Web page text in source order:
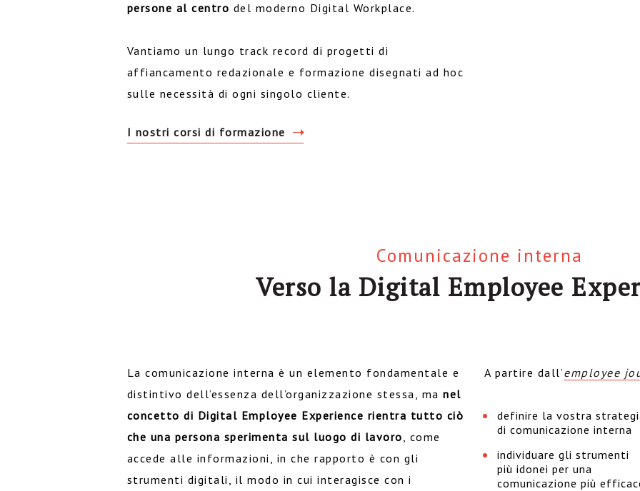
persone al centro del moderno Digital Workplace.
Vantiamo un lungo track record di progetti di
affiancamento redazionale e formazione disegnati ad hoc
sulle necessità di ogni singolo cliente.
I nostri corsi di formazione
Comunicazione interna
Verso la Digital Employee
La comunicazione interna è un elemento fondamentale e
distintivo dell’essenza dell’organizzazione stessa, manel
concetto di Digital Employee Experience rientra tutto ciò
che una persona sperimenta sul luogo di lavoro, come
accede alle informazioni, in che rapporto è con gli
strumenti digitali, il modo in cui interagisce con i
A partire dall’employee
definire la vostra
di comunicazione interna
individuare gli strumenti
più idonei per una
comunicazione più